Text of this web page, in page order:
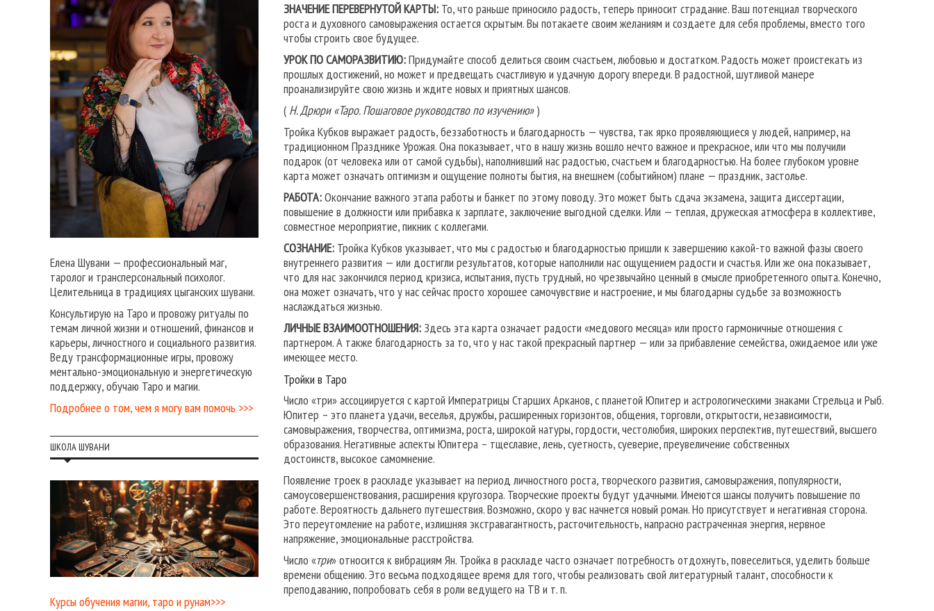
ЗНАЧЕНИЕ ПЕРЕВЕРНУТОЙ КАРТЫ: То, что раньше приносило радость, теперь приносит страдание. Ваш потенциал творческого
роста и духовного самовыраже­ния остается скрытым. Вы потакаете своим желаниям и создаете для себя пробле­мы, вместо того
чтобы строить свое будущее.
УРОК ПО САМОРАЗВИТИЮ:Придумайте способ делиться своим счастьем, любо­вью и достатком. Радость может проистекать из
прошлых достижений, но может и предвещать счастливую и удачную дорогу впереди. В радостной, шутливой манере
проанализируйте свою жизнь и ждите новых и приятных шансов.
( Н. Дрюри «Таро. Пошаговое руководство по изучению»)
Тройка Кубков выражает радость, беззаботность и благодарность — чувства, так ярко проявляющиеся у людей, например, на
традиционном Празднике Урожая. Она показывает, что в нашу жизнь вошло нечто важное и прекрасное, или что мы получили
подарок (от человека или от самой судьбы), наполнивший нас радостью, счастьем и благодарностью. На более глубоком уровне
карта может означать оптимизм и ощущение полноты бытия, на внешнем (событийном) плане — праздник, застолье.
РАБОТА:Окончание важного этапа работы и банкет по этому поводу. Это может быть сдача экзамена, защита диссертации,
повышение в должности или прибавка к зарплате, заключение выгодной сделки. Или — теплая, дружеская атмосфера в коллективе,
совместное мероприятие, пикник с коллегами.
СОЗНАНИЕ: Тройка Кубков указывает, что мы с радостью и благодарностью пришли к завершению какой-то важной фазы своего
внутреннего развития — или достигли результатов, которые наполнили нас ощущением радости и счастья. Или же она показывает,
что для нас закончился период кризиса, испытания, пусть трудный, но чрезвычайно ценный в смысле приобретенного опыта. Конечно,
она может означать, что у нас сейчас просто хорошее самочувствие и настроение, и мы благодарны судьбе за возможность
наслаждаться жизнью.
ЛИЧНЫЕ ВЗАИМООТНОШЕНИЯ: Здесь эта карта означает радости «медового месяца» или просто гармоничные отношения с
партнером. А также благодарность за то, что у нас такой прекрасный партнер — или за прибавление семейства, ожидаемое или уже
имеющее место.
Тройки в Таро
Число «три» ассоциируется с картой Императрицы Старших Арканов, с планетой Юпитер и астрологическими знаками Стрельца и Рыб.
Юпитер – это планета удачи, веселья, дружбы, расширенных горизонтов, общения, торговли, открытости, независимости,
самовыражения, творчества, оптимизма, роста, широкой натуры, гордости, честолюбия, широких перспектив, путешествий, высшего
образования. Негативные аспекты Юпитера – тщеславие, лень, суетность, суеверие, преувеличение собственных
достоинств, высокое самомнение.
Появление троек в раскладе указывает на период личностного роста, творческого развития, самовыражения, популярности,
самоусовершенствования, расширения кругозора. Творческие проекты будут удачными. Имеются шансы получить повышение по
работе. Вероятность дальнего путешествия. Возможно, скоро у вас начнется новый роман. Но присутствует и негативная сторона.
Это переутомление на работе, излишняя экстравагантность, расточительность, напрасно растраченная энергия, нервное
напряжение, эмоциональные расстройства.
Число «три» относится к вибрациям Ян. Тройка в раскладе часто означает потребность отдохнуть, повеселиться, уделить больше
времени общению. Это весьма подходящее время для того, чтобы реализовать свой литературный талант, способности к
преподаванию, попробовать себя в роли ведущего на ТВ и т. п.
Елена Шувани — профессиональный маг,
таролог и трансперсональный психолог.
Целительница в традициях цыганских шувани.
Консультирую на Таро и провожу ритуалы по
темам личной жизни и отношений, финансов и
карьеры, личностного и социального развития.
Веду трансформационные игры, провожу
ментально-эмоциональную и энергетическую
поддержку, обучаю Таро и магии.
Подробнее о том, чем я могу вам помочь >>>
ШКОЛА ШУВАНИ
Курсы обучения магии, таро и рунам>>>